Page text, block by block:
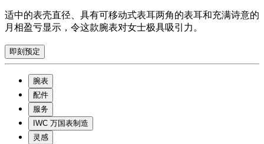
适中的表壳直径、具有可移动式表耳两角的表耳和充满诗意的
月相盈亏显示，令这款腕表对女士极具吸引力。
即刻预定
腕表
配件
服务
IWC 万国表制造
灵感